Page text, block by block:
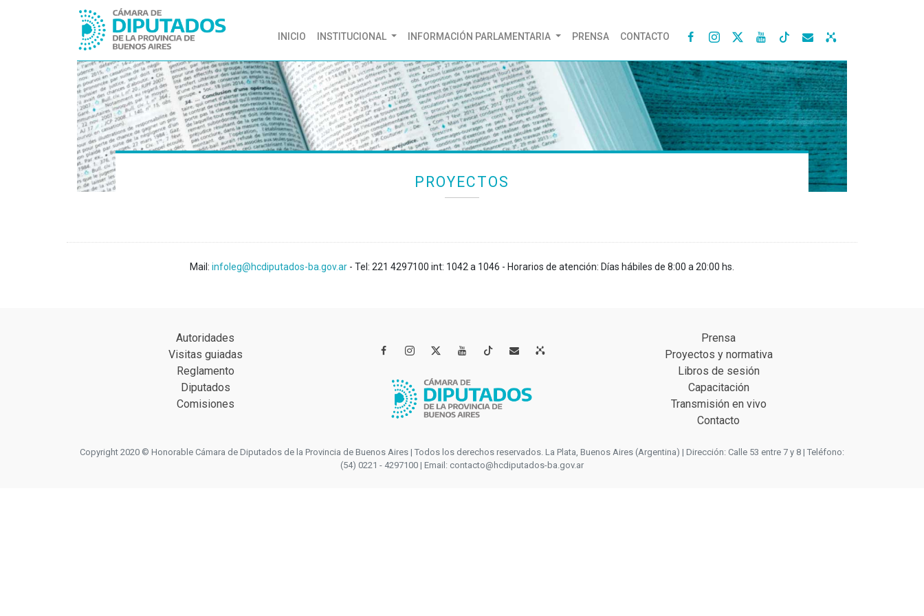
INICIO (CURRENT)
INSTITUCIONAL INFORMACIÓN PARLAMENTARIA PRENSA CONTACTO    
PROYECTOS
Mail: infoleg@hcdiputados-ba.gov.ar - Tel: 221 4297100 int: 1042 a 1046 - Horarios de atención: Días hábiles de 8:00 a 20:00 hs.
Autoridades
Visitas guiadas
Reglamento
Diputados
Comisiones
   
Prensa
Proyectos y normativa
Libros de sesión
Capacitación
Transmisión en vivo
Contacto
Copyright 2020 © Honorable Cámara de Diputados de la Provincia de Buenos Aires | Todos los derechos reservados. La Plata, Buenos Aires (Argentina) | Dirección: Calle 53 entre 7 y 8 | Teléfono:
(54) 0221 - 4297100 | Email: contacto@hcdiputados-ba.gov.ar